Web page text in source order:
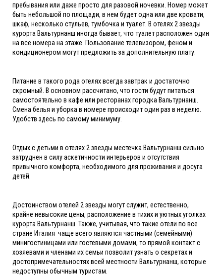
пребывания или даже просто для разовой ночевки. Номер может
быть небольшой по площади, в нем будет одна или две кровати,
шкаф, несколько стульев, тумбочка и туалет. В отелях 2 звезды
курорта Вальтурнанш иногда бывает, что туалет расположен один
на все номера на этаже. Пользование телевизором, феном и
кондиционером могут предложить за дополнительную плату.
Питание в такого рода отелях всегда завтрак и достаточно
скромный. В основном рассчитано, что гости будут питаться
самостоятельно в кафе или ресторанах городка Вальтурнанш.
Смена белья и уборка в номере происходит один раз в неделю.
Удобств здесь по самому минимуму.
Отдых с детьми в отелях 2 звезды местечка Вальтурнанш сильно
затруднен в силу аскетичности интерьеров и отсутствия
привычного комфорта, необходимого для проживания и досуга
детей.
Достоинством отелей 2 звезды могут служит, естественно,
крайне невысокие цены, расположение в тихих и уютных уголках
курорта Вальтурнанш. Также, учитывая, что такие отели по все
стране Италия чаще всего являются частными (семейными)
минигостиницами или гостевыми домами, то прямой контакт с
хозяевами и членами их семьи позволит узнать о секретах и
достопримечательностях всей местности Вальтурнанш, которые
недоступны обычным туристам.